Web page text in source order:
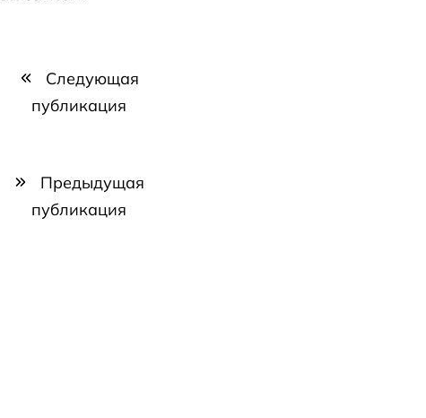
Следующая
публикация
Предыдущая
публикация